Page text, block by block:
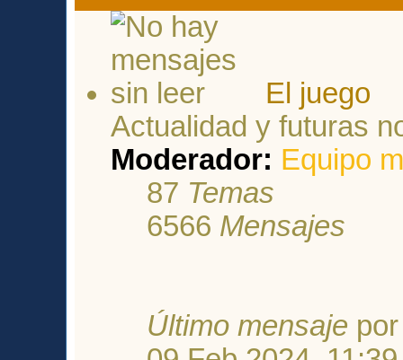
El juego
Actualidad y futuras
Moderador: Equipo
87 Temas
6566 Mensajes
Último mensaje